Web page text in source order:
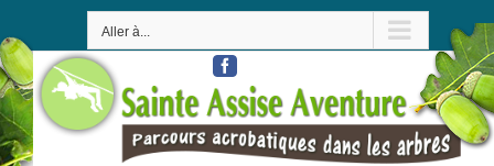
contenu
Aller à...
Facebook